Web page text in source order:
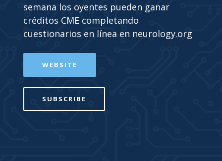
semana los oyentes pueden ganar
créditos CME completando
cuestionarios en línea en neurology.org
WEBSITE
SUBSCRIBE